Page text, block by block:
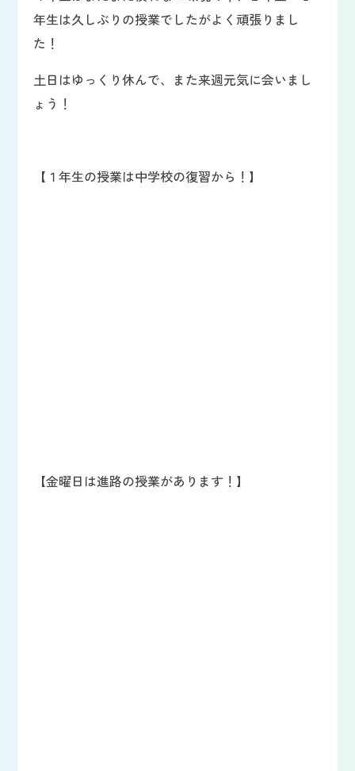
年生は久しぶりの授業でしたがよく頑張りまし
た！
土日はゆっくり休んで、また来週元気に会いまし
ょう！
【１年生の授業は中学校の復習から！】
【金曜日は進路の授業があります！】